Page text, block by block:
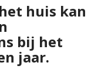
huis kan
bij het
jaar.